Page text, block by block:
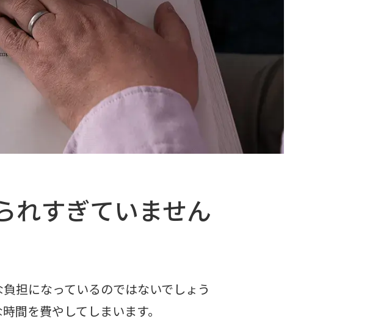
れすぎていません
担になっているのではないでしょう
間を費やしてしまいます。